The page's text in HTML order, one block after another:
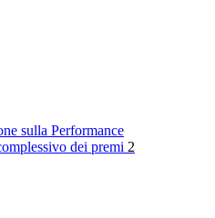
sulla Performance
dei premi 2